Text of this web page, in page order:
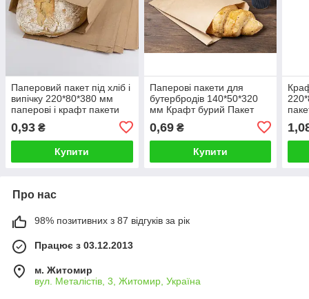
Паперовий пакет під хліб і
випічку 220*80*380 мм
паперові і крафт пакети
0,93 ₴
Купити
Паперові пакети для
бутербродів 140*50*320
мм Крафт бурий Пакет
випічку
0,69₴
Купити
Про нас
98% позитивних з 87 відгуків за рік
Працює з 03.12.2013
м. Житомир
вул. Металістів, 3, Житомир, Україна